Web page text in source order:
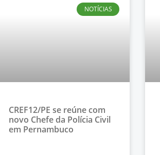
NOTÍCIAS
CREF12/PE se reúne com
novo Chefe da Polícia Civil
em Pernambuco